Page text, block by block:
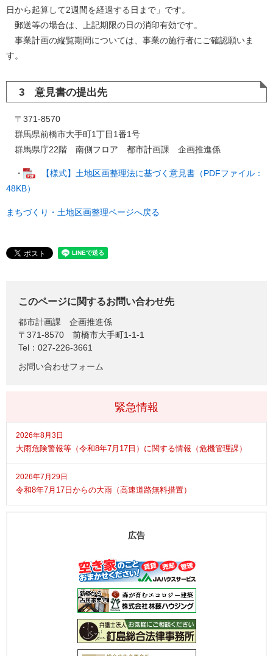
日から起算して2週間を経過する日まで」です。
郵送等の場合は、上記期限の日の消印有効です。
事業計画の縦覧期間については、事業の施行者にご確認願いま
す。
3 意見書の提出先
〒371-8570
群馬県前橋市大手町1丁目1番1号
群馬県庁22階 南側フロア 都市計画課 企画推進係
・
【様式】土地区画整理法に基づく意見書（PDFファイル：
48KB）
まちづくり・土地区画整理ページへ戻る
このページに関するお問い合わせ先
都市計画課
企画推進係
〒371-8570
前橋市大手町1-1-1
Tel：027-226-3661
お問い合わせフォーム
緊急情報
2026年8月3日
大雨危険警報等（令和8年7月17日）に関する情報（危機管理課）
2026年7月29日
令和8年7月17日からの大雨（高速道路無料措置）
広告